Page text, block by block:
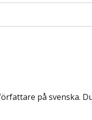
på svenska.